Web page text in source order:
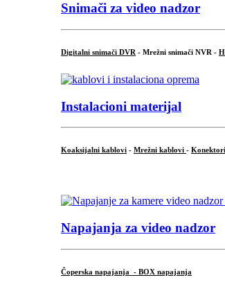
Snimači za video nadzor
Digitalni snimači DVR - Mrežni snimači NVR -
Instalacioni materijal
Koaksijalni kablovi - Mrežni kablovi -
Napajanja za video nadzor
Čoperska napajanja - BOX napajanja